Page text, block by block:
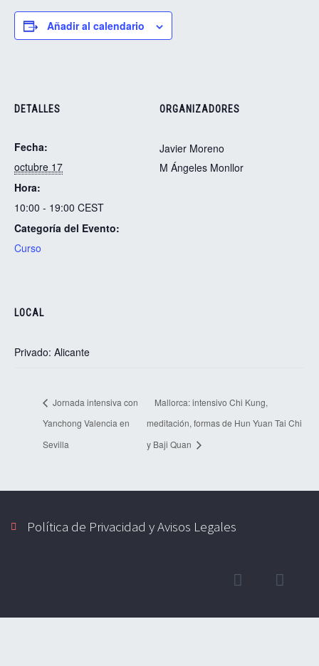
Añadir al calendario
DETALLES
Fecha:
octubre 17
Hora:
10:00 - 19:00 CEST
Categoría del Evento:
Curso
ORGANIZADORES
Javier Moreno
M Ángeles Monllor
LOCAL
Privado: Alicante
Jornada intensiva con
Yanchong Valencia en
Sevilla
Mallorca: intensivo Chi Kung,
meditación, formas de Hun Yuan Tai Chi
y Baji Quan
Política de Privacidad y Avisos Legales